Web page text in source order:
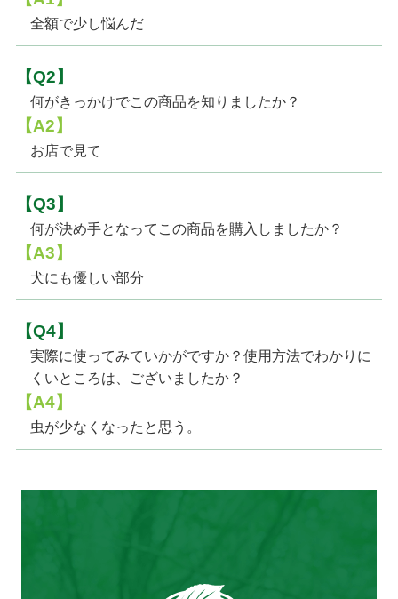
全額で少し悩んだ
【Q2】
何がきっかけでこの商品を知りましたか？
【A2】
お店で見て
【Q3】
何が決め手となってこの商品を購入しましたか？
【A3】
犬にも優しい部分
【Q4】
実際に使ってみていかがですか？使用方法でわかりに
くいところは、ございましたか？
【A4】
虫が少なくなったと思う。